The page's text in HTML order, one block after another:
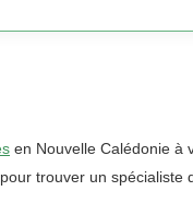
en Nouvelle Calédonie à
pour trouver un spécialiste